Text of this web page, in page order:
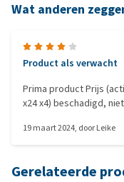
Wat anderen
Product als verwacht
Prima product Prijs (actie) keurig! Enige
x24 x4) beschadigd,
19 maart 2024, doorLeike
Gerelateerde